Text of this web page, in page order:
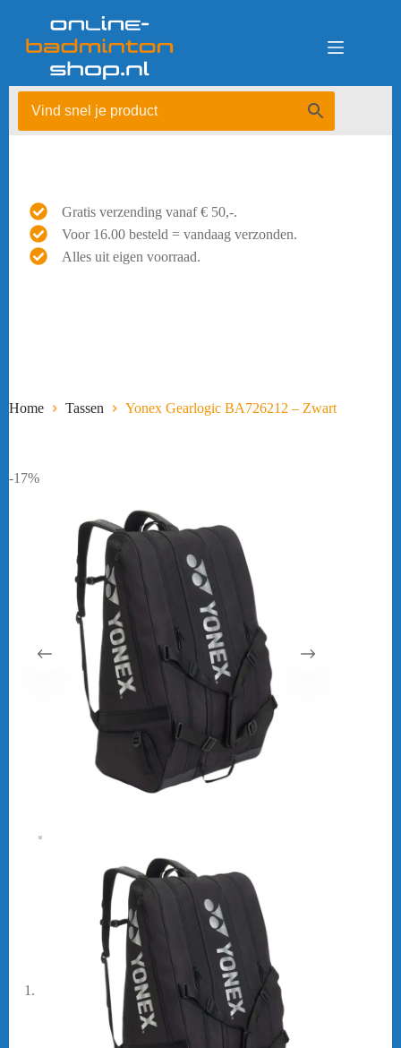
Gratis verzending vanaf € 50,-.
Voor 16.00 besteld = vandaag verzonden.
Alles uit eigen voorraad.
Home Tassen Yonex Gearlogic BA726212 – Zwart
-17%